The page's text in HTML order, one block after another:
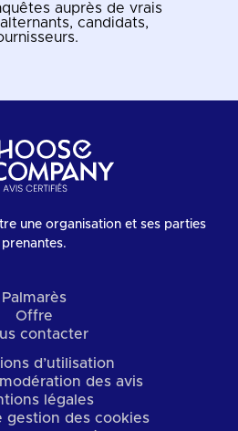
auprès de vrais
candidats,
une organisation et ses parties
prenantes.
Palmarès
Offre
contacter
d’utilisation
des avis
légales
gestion des cookies